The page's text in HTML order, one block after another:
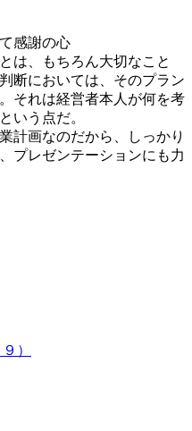
感謝の心
は、もちろん大切なこと
断においては、そのプラン
それは経営者本人が何を考
いう点だ。
計画なのだから、しっかり
プレゼンテーションにも力
）